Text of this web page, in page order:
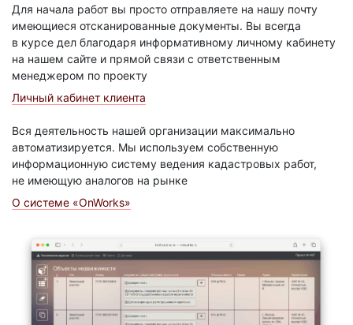
Для начала работ вы просто отправляете на нашу почту
имеющиеся отсканированные документы. Вы всегда
в курсе дел благодаря информативному личному кабинету
на нашем сайте и прямой связи с ответственным
менеджером по проекту
Личный кабинет клиента
Вся деятельность нашей организации максимально
автоматизируется. Мы используем собственную
информационную систему ведения кадастровых работ,
не имеющую аналогов на рынке
О системе «OnWorks»